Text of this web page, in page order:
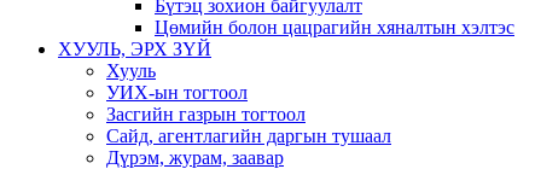
Бүтэц зохион байгуулалт
Цөмийн болон цацрагийн хяналтын хэлтэс
ХУУЛЬ, ЭРХ ЗҮЙ
Хууль
УИХ-ын тогтоол
Засгийн газрын тогтоол
Сайд, агентлагийн даргын тушаал
Дүрэм, журам, заавар